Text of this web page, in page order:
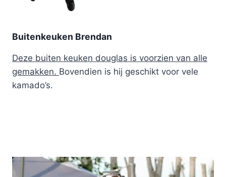
Buitenkeuken Brendan
Deze buiten keuken douglas is voorzien van alle
gemakken. Bovendien is hij geschikt voor vele
kamado’s.